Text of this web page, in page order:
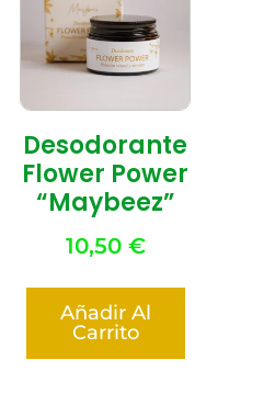
Desodorante
Flower Power
“Maybeez”
10,50 €
Añadir Al
Carrito